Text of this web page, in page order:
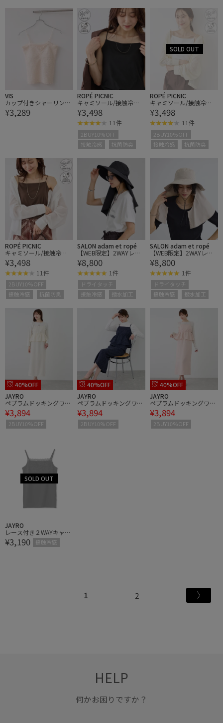
VIS
カップ付きシャーリング
キャミソール
¥3,289
ROPÉ PICNIC
キャミソール/接触冷
感・抗菌防臭
¥3,498
11件
2BUY10%OFF
接触冷感
抗菌防臭
ROPÉ PICNIC
キャミソール/接触冷
感・抗菌防臭
¥3,498
11件
2BUY10%OFF
接触冷感
抗菌防臭
ROPÉ PICNIC
キャミソール/接触冷
感・抗菌防臭
¥3,498
11件
2BUY10%OFF
接触冷感
抗菌防臭
SALON adam et ropé
【WEB限定】2WAYレイ
ヤーハット / UVカット・
撥水・取り外し可
¥8,800
1件
ドライタッチ
接触冷感
撥水加工
SALON adam et ropé
【WEB限定】2WAYレイ
ヤーハット / UVカット・
撥水・取り外し可
¥8,800
1件
ドライタッチ
接触冷感
撥水加工
40%OFF
JAYRO
ペプラムドッキングワン
ピース
¥3,894
2BUY10%OFF
40%OFF
JAYRO
ペプラムドッキングワン
ピース
¥3,894
2BUY10%OFF
40%OFF
JAYRO
ペプラムドッキングワン
ピース
¥3,894
2BUY10%OFF
JAYRO
レース付き２WAYキャミ
ソール
¥3,190 接触冷感
1 2
HELP
何かお困りですか？